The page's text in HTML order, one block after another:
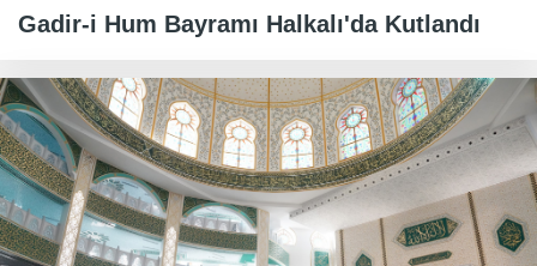
Gadir-i Hum Bayramı Halkalı'da Kutlandı